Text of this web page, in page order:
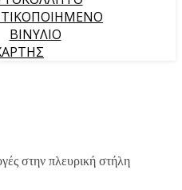
ΒΙΝΥΛΙΟ
στην πλευρική στήλη